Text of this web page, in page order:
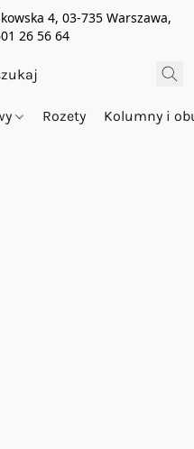
4, 03-735 Warszawa,
26 56 64
Rozety Kolumny i